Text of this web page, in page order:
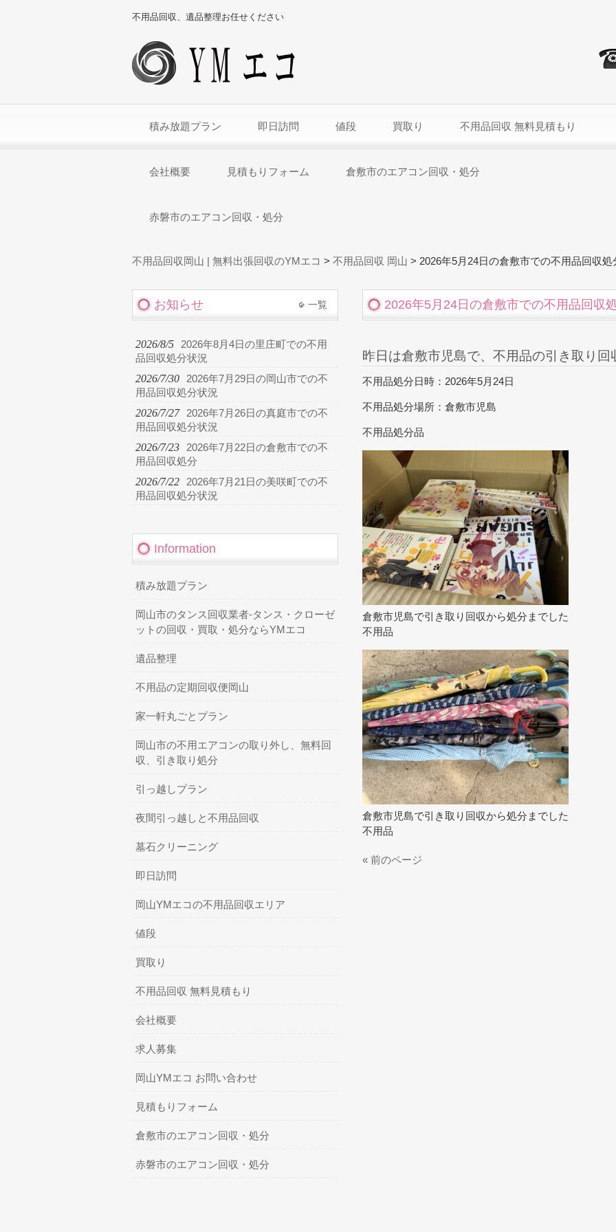
不用品回収、遺品整理お任せください
積み放題プラン 即日訪問 値段 買取り 不用品回収 無料見積もり
会社概要 見積もりフォーム 倉敷市のエアコン回収・処分
赤磐市のエアコン回収・処分
不用品回収岡山 | 無料出張回収のYMエコ > 不用品回収 岡山 > 2026年5月24日の倉敷市での不用品回収処
2026年5月24日の倉敷市での不用品回収
昨日は倉敷市児島で、不用品の引き取り回
不用品処分日時：2026年5月24日
不用品処分場所：倉敷市児島
不用品処分品
倉敷市児島で引き取り回収から処分までした
不用品
倉敷市児島で引き取り回収から処分までした
不用品
« 前のページ
お知らせ 一覧
2026/8/5
2026年8月4日の里庄町での不用
品回収処分状況
2026/7/30
2026年7月29日の岡山市での不
用品回収処分状況
2026/7/27
2026年7月26日の真庭市での不
用品回収処分状況
2026/7/23
2026年7月22日の倉敷市での不
用品回収処分
2026/7/22
2026年7月21日の美咲町での不
用品回収処分状況
Information
積み放題プラン
岡山市のタンス回収業者-タンス・クローゼ
ットの回収・買取・処分ならYMエコ
遺品整理
不用品の定期回収便岡山
家一軒丸ごとプラン
岡山市の不用エアコンの取り外し、無料回
収、引き取り処分
引っ越しプラン
夜間引っ越しと不用品回収
墓石クリーニング
即日訪問
岡山YMエコの不用品回収エリア
値段
買取り
不用品回収 無料見積もり
会社概要
求人募集
岡山YMエコ お問い合わせ
見積もりフォーム
倉敷市のエアコン回収・処分
赤磐市のエアコン回収・処分